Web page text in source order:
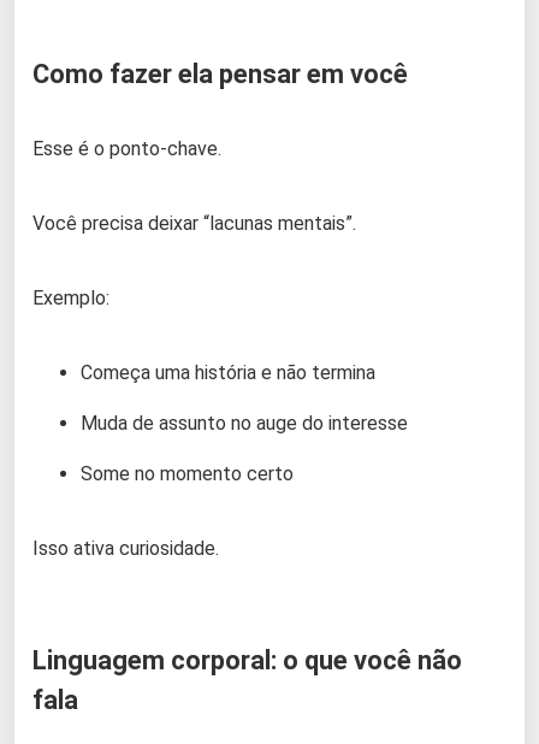
Como fazer ela pensar em você
Esse é o ponto-chave.
Você precisa deixar “lacunas mentais”.
Exemplo:
Começa uma história e não termina
Muda de assunto no auge do interesse
Some no momento certo
Isso ativa curiosidade.
Linguagem corporal: o que você não
fala